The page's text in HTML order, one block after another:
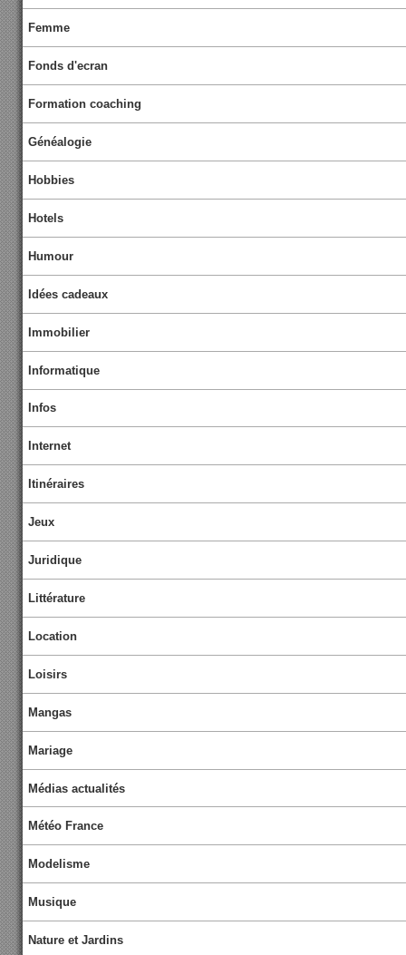
Femme
Fonds d'ecran
Formation coaching
Généalogie
Hobbies
Hotels
Humour
Idées cadeaux
Immobilier
Informatique
Infos
Internet
Itinéraires
Jeux
Juridique
Littérature
Location
Loisirs
Mangas
Mariage
Médias actualités
Météo France
Modelisme
Musique
Nature et Jardins